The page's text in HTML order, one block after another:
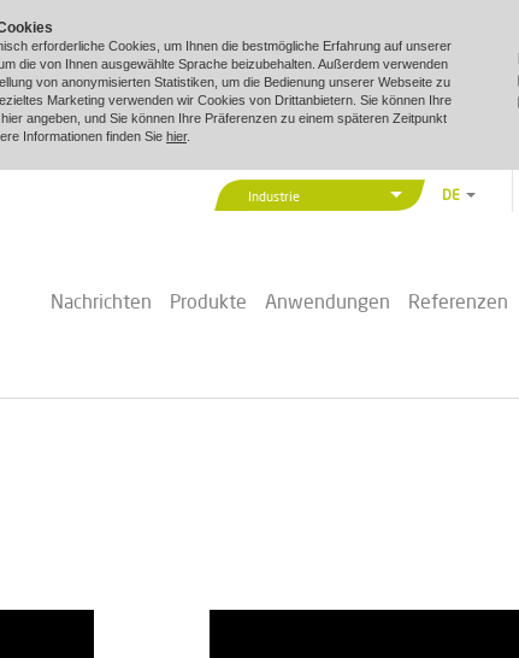
erforderliche Cookies, um Ihnen die bestmögliche Erfahrung auf unserer
die von Ihnen ausgewählte Sprache beizubehalten. Außerdem verwenden
von anonymisierten Statistiken, um die Bedienung unserer Webseite zu
Marketing verwenden wir Cookies von Drittanbietern. Sie können Ihre
angeben, und Sie können Ihre Präferenzen zu einem späteren Zeitpunkt
Informationen finden Sie hier.
Nachrichten Produkte Anwendungen Referenzen
Industrie
Fernwärme
DE
PL